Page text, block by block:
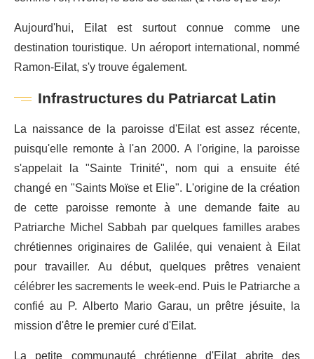
Aujourd'hui, Eilat est surtout connue comme une
destination touristique. Un aéroport international, nommé
Ramon-Eilat, s'y trouve également.
Infrastructures du Patriarcat Latin
La naissance de la paroisse d'Eilat est assez récente,
puisqu'elle remonte à l'an 2000. A l'origine, la paroisse
s'appelait la "Sainte Trinité", nom qui a ensuite été
changé en "Saints Moïse et Elie". L'origine de la création
de cette paroisse remonte à une demande faite au
Patriarche Michel Sabbah par quelques familles arabes
chrétiennes originaires de Galilée, qui venaient à Eilat
pour travailler. Au début, quelques prêtres venaient
célébrer les sacrements le week-end. Puis le Patriarche a
confié au P. Alberto Mario Garau, un prêtre jésuite, la
mission d'être le premier curé d'Eilat.